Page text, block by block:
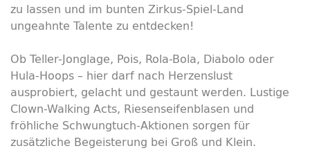
zu lassen und im bunten Zirkus-Spiel-Land
ungeahnte Talente zu entdecken!
Ob Teller-Jonglage, Pois, Rola-Bola, Diabolo oder
Hula-Hoops– hier darf nach Herzenslust
ausprobiert, gelacht und gestaunt werden. Lustige
Clown-Walking Acts, Riesenseifenblasen und
fröhliche Schwungtuch-Aktionen sorgen für
zusätzliche Begeisterung bei Groß und Klein.